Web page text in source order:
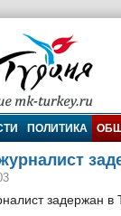
ПОЛИТИКА